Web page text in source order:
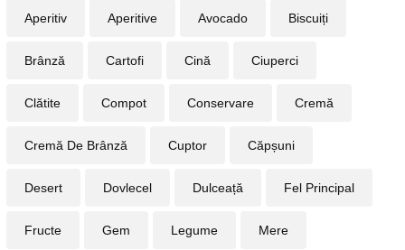
Aperitiv Aperitive Avocado Biscuiți
Brânză Cartofi Cină Ciuperci
Clătite Compot Conservare Cremă
Cremă De Brânză Cuptor Căpșuni
Desert Dovlecel Dulceață Fel Principal
Fructe Gem Legume Mere